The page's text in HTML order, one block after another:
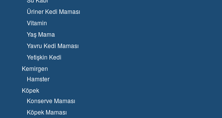
Üriner Kedi Maması
Vitamin
Yaş Mama
Yavru Kedi Maması
Yetişkin Kedi
Kemirgen
Hamster
Köpek
Konserve Maması
Köpek Maması